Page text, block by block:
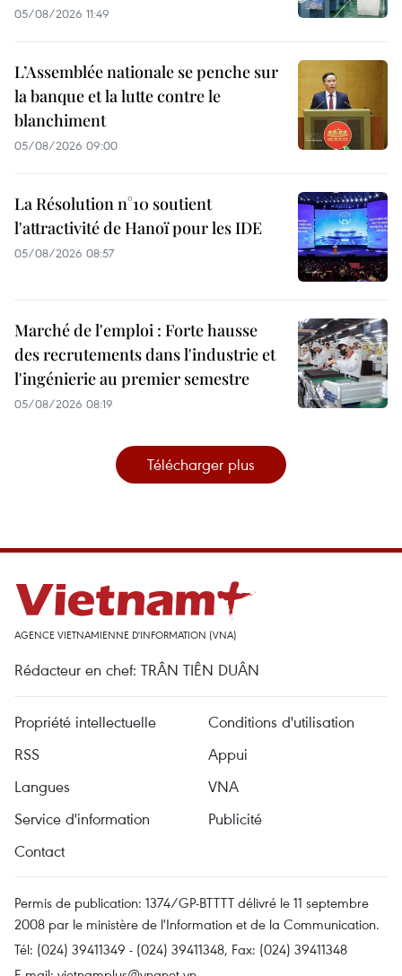
05/08/2026 11:49
L’Assemblée nationale se penche sur
la banque et la lutte contre le
blanchiment
05/08/2026 09:00
La Résolution n°10 soutient
l'attractivité de Hanoï pour les IDE
05/08/2026 08:57
Marché de l'emploi : Forte hausse
des recrutements dans l'industrie et
l'ingénierie au premier semestre
05/08/2026 08:19
Télécharger plus
AGENCE VIETNAMIENNE D'INFORMATION (VNA)
Rédacteur en chef: TRÂN TIÊN DUÂN
Propriété intellectuelle
Conditions d'utilisation
RSS
Appui
Langues
VNA
Service d'information
Publicité
Contact
Permis de publication: 1374/GP-BTTTT délivré le 11 septembre
2008 par le ministère de l'Information et de la Communication.
Tél: (024) 39411349 - (024) 39411348, Fax: (024) 39411348